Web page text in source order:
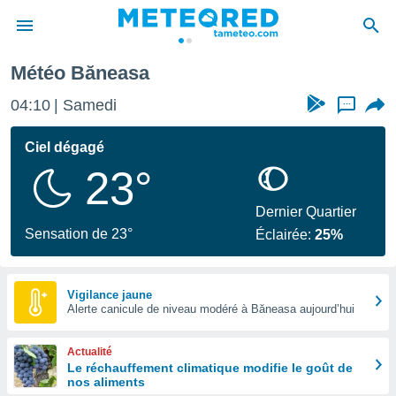
de
Météo Băneasa
04:10 Samedi ...
Ciel dégagé
23°
Sensation de 23°
Dernier Quartier
Éclairée:25%
Vigilance jaune
Alerte canicule de niveau modéré à Băneasa aujourd’hui
Actualité
Le réchauffement climatique modifie le goût de
nos aliments